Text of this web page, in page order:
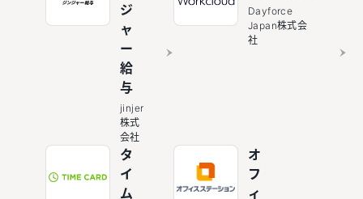
ジ
ャ
ー
給
与
jinjer
株式
会社
Dayforce
Japan株式会
社
タ
イ
ム
オ
フ
ィ